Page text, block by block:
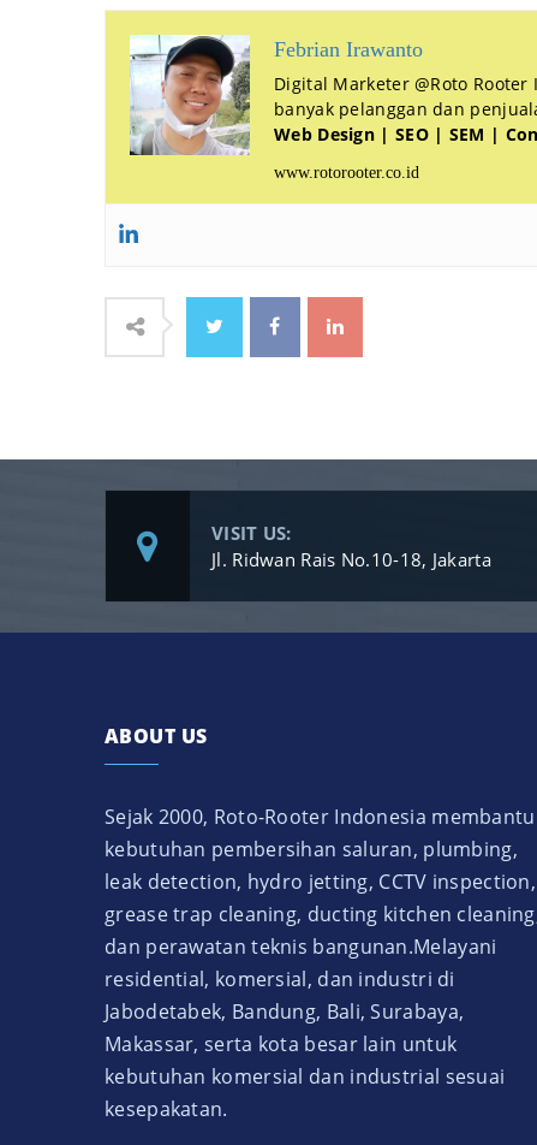
Febrian Irawanto
Digital Marketer @Roto
banyak pelanggan dan
Web Design | SEO | SEM |
www.rotorooter.co.id
VISIT US:
Jl. Ridwan Rais No.10-18, Jakarta
ABOUT US
Sejak 2000, Roto-Rooter Indonesia membantu
kebutuhan pembersihan saluran, plumbing,
leak detection, hydro jetting, CCTV inspection,
grease trap cleaning, ducting kitchen
dan perawatan teknis bangunan.Melayani
residential, komersial, dan industri di
Jabodetabek, Bandung, Bali, Surabaya,
Makassar, serta kota besar lain untuk
kebutuhan komersial dan industrial sesuai
kesepakatan.